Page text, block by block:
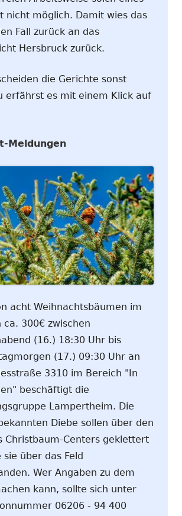
nicht möglich. Damit wies das
Fall zurück an das
Hersbruck zurück.
die Gerichte sonst
erfährst es mit einem Klick auf
Meldungen
acht Weihnachtsbäumen im
ca. 300€ zwischen
(16.) 18:30 Uhr bis
(17.) 09:30 Uhr an
3310 im Bereich "In
beschäftigt die
Lampertheim. Die
Diebe sollen über den
Christbaum-Centers geklettert
sie über das Feld
Wer Angaben zu dem
kann, sollte sich unter
06206 - 94 400